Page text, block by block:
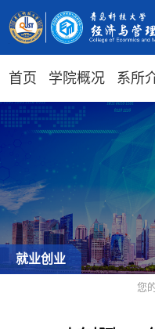
首页 学院概况 系所
就业创业
您